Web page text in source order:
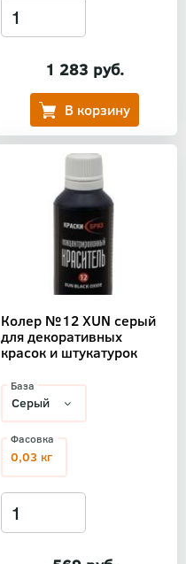
1 283 руб.
Колер №12 XUN серый
для декоративных
красок и штукатурок
База
Фасовка
0,03 кг